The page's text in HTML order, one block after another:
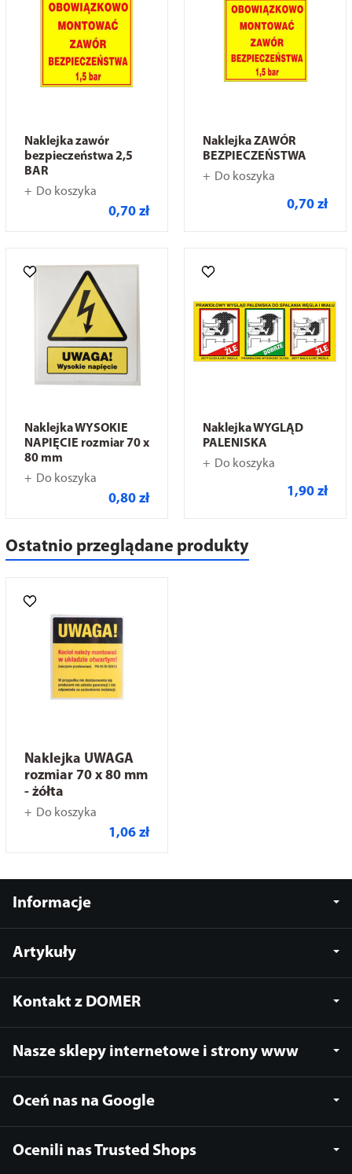
Naklejka zawór
bezpieczeństwa 2,5
BAR
Do koszyka
0,70 zł
Naklejka ZAWÓR
BEZPIECZEŃSTWA
Do koszyka
0,70 zł
Naklejka WYSOKIE
NAPIĘCIE rozmiar 70 x
80 mm
Do koszyka
0,80 zł
Naklejka WYGLĄD
PALENISKA
Do koszyka
1,90 zł
Ostatnio przeglądane produkty
Naklejka UWAGA
rozmiar 70 x 80 mm
- żółta
Do koszyka
1,06 zł
Informacje
Artykuły
Kontakt z DOMER
Nasze sklepy internetowe i strony www
Oceń nas na Google
Ocenili nas Trusted Shops